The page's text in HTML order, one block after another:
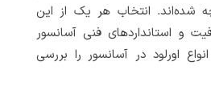
شده‌اند. انتخاب هر یک از این
و استانداردهای فنی آسانسور
اورلود در آسانسور را بررسی